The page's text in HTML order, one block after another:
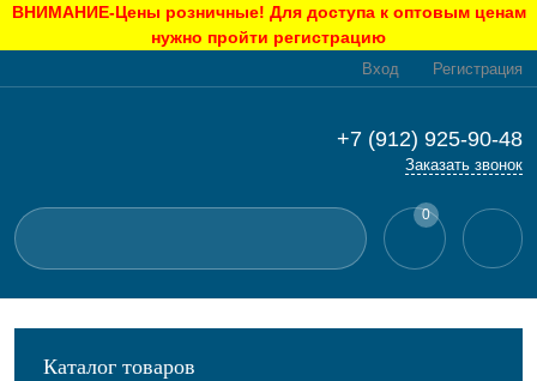
ВНИМАНИЕ-Цены розничные! Для доступа к оптовым ценам
нужно пройти регистрацию
Вход Регистрация
+7 (912) 925-90-48
Заказать звонок
0
Каталог товаров